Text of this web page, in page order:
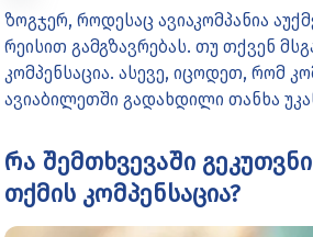
ზოგჯერ, როდესაც ავიაკომპანია
რეისით გამგზავრებას. თუ თქვენ
კომპენსაცია. ასევე, იცოდეთ, რომ
ავიაბილეთში გადახდილი თანხა
რა შემთხვევაში
თქმის კომპენსაცია?